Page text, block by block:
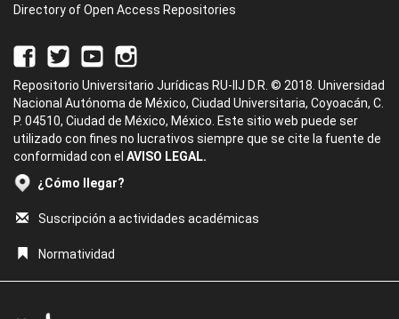
Directory of Open Access Repositories
Repositorio Universitario Jurídicas RU-IIJ D.R. © 2018. Universidad
Nacional Autónoma de México, Ciudad Universitaria, Coyoacán, C.
P. 04510, Ciudad de México, México. Este sitio web puede ser
utilizado con fines no lucrativos siempre que se cite la fuente de
conformidad con el AVISO LEGAL.
¿Cómo llegar?
Suscripción a actividades académicas
Normatividad